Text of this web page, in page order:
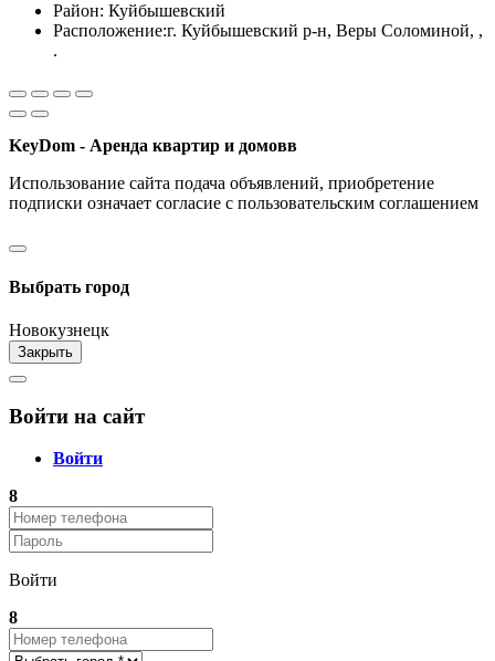
Район: Куйбышевский
Расположение:г. Куйбышевский р-н, Веры Соломиной, ,
.
KeyDom - Аренда квартир и домовв
Использование сайта подача объявлений, приобретение
подписки означает согласие с пользовательским соглашением
Выбрать город
Новокузнецк
Закрыть
Войти на сайт
Войти
8
Войти
8